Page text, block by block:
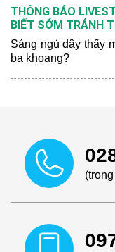
THÔNG BÁO
BIẾT SỚM TRÁNH
Sáng ngủ dậy thấy
ba khoang?